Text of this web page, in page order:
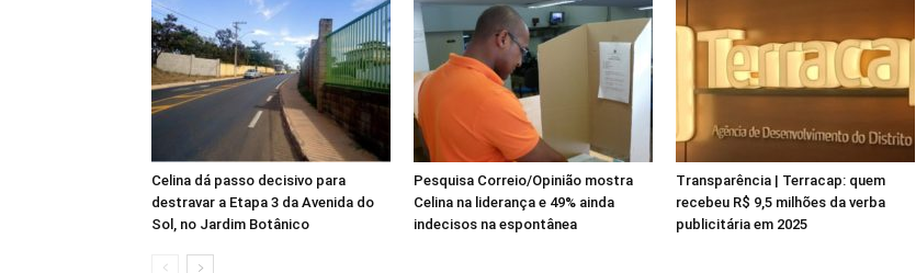
Celina dá passo decisivo para
destravar a Etapa 3 da Avenida do
Sol, no Jardim Botânico
Pesquisa Correio/Opinião mostra
Celina na liderança e 49% ainda
indecisos na espontânea
Transparência | Terracap: quem
recebeu R$ 9,5 milhões da verba
publicitária em 2025